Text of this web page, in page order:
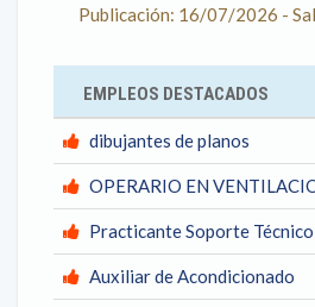
Publicación: 16/07/2026 -
EMPLEOS DESTACADOS
dibujantes de planos
OPERARIO EN
Practicante Soporte Técnico
Auxiliar de Acondicionado